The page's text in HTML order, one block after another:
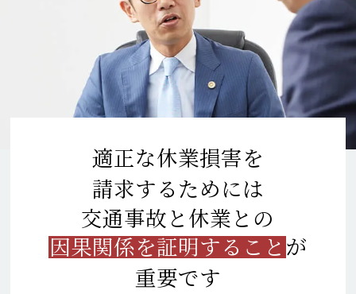
適正な休業損害を
請求するためには
交通事故と休業との
因果関係を証明すること が
重要です